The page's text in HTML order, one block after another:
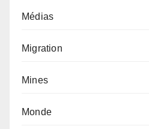
Médias
Migration
Mines
Monde